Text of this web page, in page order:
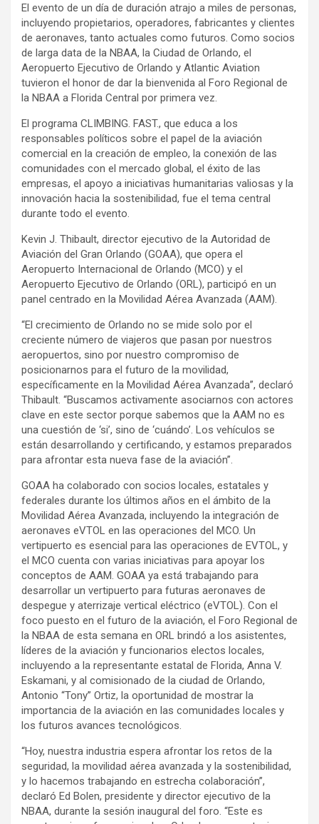
El evento de un día de duración atrajo a miles de personas,
incluyendo propietarios, operadores, fabricantes y clientes
de aeronaves, tanto actuales como futuros. Como socios
de larga data de la NBAA, la Ciudad de Orlando, el
Aeropuerto Ejecutivo de Orlando y Atlantic Aviation
tuvieron el honor de dar la bienvenida al Foro Regional de
la NBAA a Florida Central por primera vez.
El programa CLIMBING. FAST., que educa a los
responsables políticos sobre el papel de la aviación
comercial en la creación de empleo, la conexión de las
comunidades con el mercado global, el éxito de las
empresas, el apoyo a iniciativas humanitarias valiosas y la
innovación hacia la sostenibilidad, fue el tema central
durante todo el evento.
Kevin J. Thibault, director ejecutivo de la Autoridad de
Aviación del Gran Orlando (GOAA), que opera el
Aeropuerto Internacional de Orlando (MCO) y el
Aeropuerto Ejecutivo de Orlando (ORL), participó en un
panel centrado en la Movilidad Aérea Avanzada (AAM).
“El crecimiento de Orlando no se mide solo por el
creciente número de viajeros que pasan por nuestros
aeropuertos, sino por nuestro compromiso de
posicionarnos para el futuro de la movilidad,
específicamente en la Movilidad Aérea Avanzada”, declaró
Thibault. “Buscamos activamente asociarnos con actores
clave en este sector porque sabemos que la AAM no es
una cuestión de ‘si’, sino de ‘cuándo’. Los vehículos se
están desarrollando y certificando, y estamos preparados
para afrontar esta nueva fase de la aviación”.
GOAA ha colaborado con socios locales, estatales y
federales durante los últimos años en el ámbito de la
Movilidad Aérea Avanzada, incluyendo la integración de
aeronaves eVTOL en las operaciones del MCO. Un
vertipuerto es esencial para las operaciones de EVTOL, y
el MCO cuenta con varias iniciativas para apoyar los
conceptos de AAM. GOAA ya está trabajando para
desarrollar un vertipuerto para futuras aeronaves de
despegue y aterrizaje vertical eléctrico (eVTOL). Con el
foco puesto en el futuro de la aviación, el Foro Regional de
la NBAA de esta semana en ORL brindó a los asistentes,
líderes de la aviación y funcionarios electos locales,
incluyendo a la representante estatal de Florida, Anna V.
Eskamani, y al comisionado de la ciudad de Orlando,
Antonio “Tony” Ortiz, la oportunidad de mostrar la
importancia de la aviación en las comunidades locales y
los futuros avances tecnológicos.
“Hoy, nuestra industria espera afrontar los retos de la
seguridad, la movilidad aérea avanzada y la sostenibilidad,
y lo hacemos trabajando en estrecha colaboración”,
declaró Ed Bolen, presidente y director ejecutivo de la
NBAA, durante la sesión inaugural del foro. “Este es